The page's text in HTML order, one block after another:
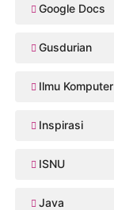
Google Docs
Gusdurian
Ilmu Komputer
Inspirasi
ISNU
Java